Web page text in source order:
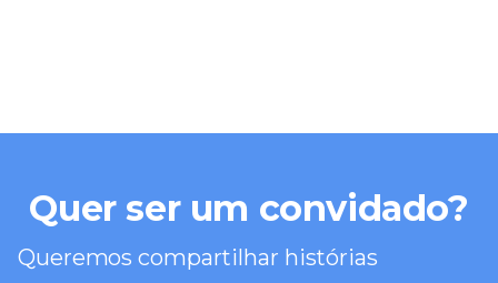
Quer ser um convidado?
Queremos compartilhar histórias